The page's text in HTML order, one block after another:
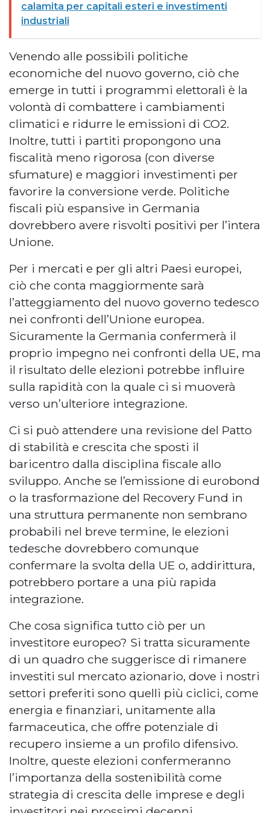
calamita per capitali esteri e investimenti
industriali
Venendo alle possibili politiche
economiche del nuovo governo, ciò che
emerge in tutti i programmi elettorali è la
volontà di combattere i cambiamenti
climatici e ridurre le emissioni di CO2.
Inoltre, tutti i partiti propongono una
fiscalità meno rigorosa (con diverse
sfumature) e maggiori investimenti per
favorire la conversione verde. Politiche
fiscali più espansive in Germania
dovrebbero avere risvolti positivi per l’intera
Unione.
Per i mercati e per gli altri Paesi europei,
ciò che conta maggiormente sarà
l’atteggiamento del nuovo governo tedesco
nei confronti dell’Unione europea.
Sicuramente la Germania confermerà il
proprio impegno nei confronti della UE, ma
il risultato delle elezioni potrebbe influire
sulla rapidità con la quale ci si muoverà
verso un’ulteriore integrazione.
Ci si può attendere una revisione del Patto
di stabilità e crescita che sposti il
baricentro dalla disciplina fiscale allo
sviluppo. Anche se l’emissione di eurobond
o la trasformazione del Recovery Fund in
una struttura permanente non sembrano
probabili nel breve termine, le elezioni
tedesche dovrebbero comunque
confermare la svolta della UE o, addirittura,
potrebbero portare a una più rapida
integrazione.
Che cosa significa tutto ciò per un
investitore europeo? Si tratta sicuramente
di un quadro che suggerisce di rimanere
investiti sul mercato azionario, dove i nostri
settori preferiti sono quelli più ciclici, come
energia e finanziari, unitamente alla
farmaceutica, che offre potenziale di
recupero insieme a un profilo difensivo.
Inoltre, queste elezioni confermeranno
l’importanza della sostenibilità come
strategia di crescita delle imprese e degli